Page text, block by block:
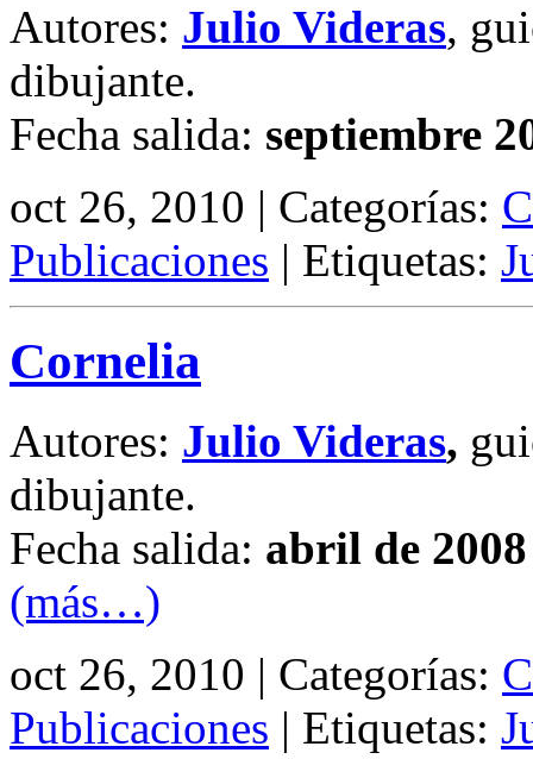
Autores: Julio Videras,
dibujante.
Fecha salida: septiembre
oct 26, 2010 | Categorías:
Publicaciones | Etiquetas:
Cornelia
Autores: Julio Videras,
dibujante.
Fecha salida: abril de 2008
(más…)
oct 26, 2010 | Categorías:
Publicaciones | Etiquetas: